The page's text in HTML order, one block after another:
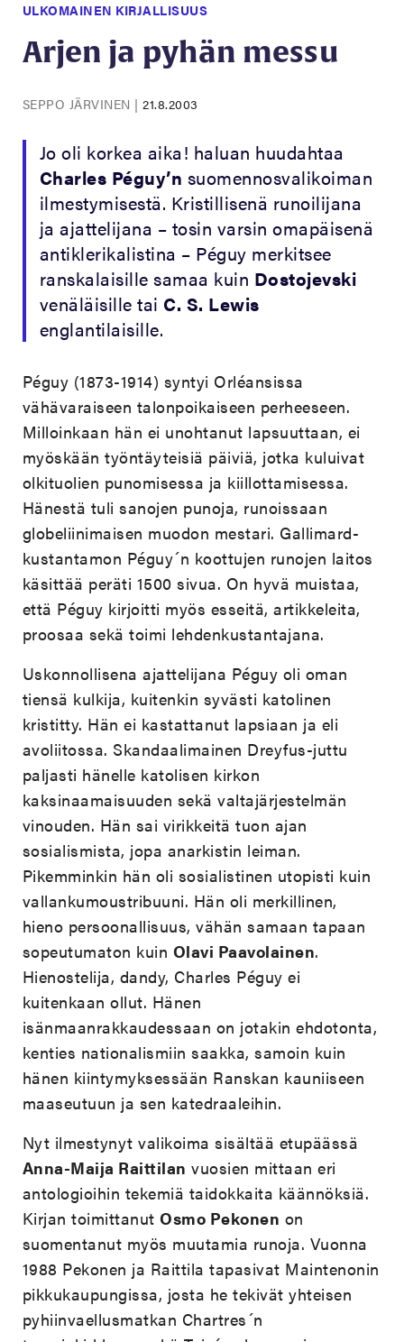
ULKOMAINEN KIRJALLISUUS
Arjen ja pyhän messu
SEPPO JÄRVINEN |21.8.2003
Jo oli korkea aika! haluan huudahtaa
Charles Péguy’n suomennosvalikoiman
ilmestymisestä. Kristillisenä runoilijana
ja ajattelijana – tosin varsin omapäisenä
antiklerikalistina – Péguy merkitsee
ranskalaisille samaa kuin Dostojevski
venäläisille tai C. S. Lewis
englantilaisille.
Péguy (1873-1914) syntyi Orléansissa
vähävaraiseen talonpoikaiseen perheeseen.
Milloinkaan hän ei unohtanut lapsuuttaan, ei
myöskään työntäyteisiä päiviä, jotka kuluivat
olkituolien punomisessa ja kiillottamisessa.
Hänestä tuli sanojen punoja, runoissaan
globeliinimaisen muodon mestari. Gallimard-
kustantamon Péguy´n koottujen runojen laitos
käsittää peräti 1500 sivua. On hyvä muistaa,
että Péguy kirjoitti myös esseitä, artikkeleita,
proosaa sekä toimi lehdenkustantajana.
Uskonnollisena ajattelijana Péguy oli oman
tiensä kulkija, kuitenkin syvästi katolinen
kristitty. Hän ei kastattanut lapsiaan ja eli
avoliitossa. Skandaalimainen Dreyfus-juttu
paljasti hänelle katolisen kirkon
kaksinaamaisuuden sekä valtajärjestelmän
vinouden. Hän sai virikkeitä tuon ajan
sosialismista, jopa anarkistin leiman.
Pikemminkin hän oli sosialistinen utopisti kuin
vallankumoustribuuni. Hän oli merkillinen,
hieno persoonallisuus, vähän samaan tapaan
sopeutumaton kuin Olavi Paavolainen.
Hienostelija, dandy, Charles Péguy ei
kuitenkaan ollut. Hänen
isänmaanrakkaudessaan on jotakin ehdotonta,
kenties nationalismiin saakka, samoin kuin
hänen kiintymyksessään Ranskan kauniiseen
maaseutuun ja sen katedraaleihin.
Nyt ilmestynyt valikoima sisältää etupäässä
Anna-Maija Raittilan vuosien mittaan eri
antologioihin tekemiä taidokkaita käännöksiä.
Kirjan toimittanutOsmo Pekonen on
suomentanut myös muutamia runoja. Vuonna
1988 Pekonen ja Raittila tapasivat Maintenonin
pikkukaupungissa, josta he tekivät yhteisen
pyhiinvaellusmatkan Chartres´n